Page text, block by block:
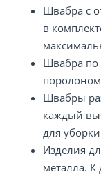
Швабра с
в
Швабра по
Швабры
каждый
для
Изделия
металла.